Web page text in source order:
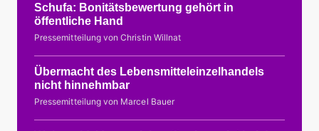
Schufa: Bonitätsbewertung gehört in
öffentliche Hand
Pressemitteilung von Christin Willnat
Übermacht des Lebensmitteleinzelhandels
nicht hinnehmbar
Pressemitteilung von Marcel Bauer